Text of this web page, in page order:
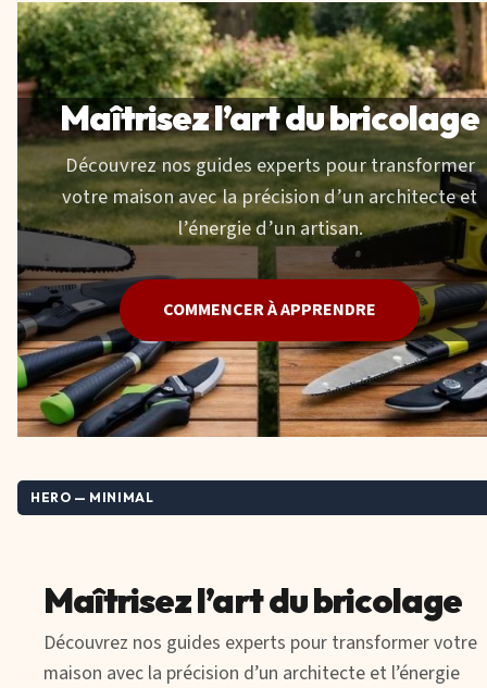
Maîtrisez l’art du bricolage
Découvrez nos guides experts pour transformer
votre maison avec la précision d’un architecte et
l’énergie d’un artisan.
COMMENCER À APPRENDRE
HERO — MINIMAL
Maîtrisez l’art du bricolage
Découvrez nos guides experts pour transformer votre
maison avec la précision d’un architecte et l’énergie